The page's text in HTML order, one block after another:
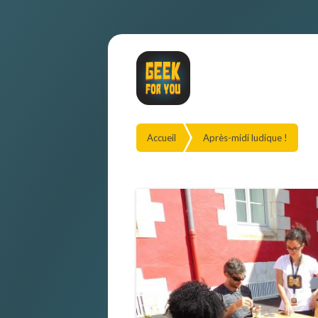
Accueil Après-midi ludique !